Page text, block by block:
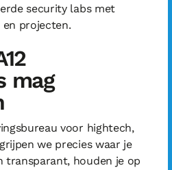
security labs met
projecten.
mag
voor hightech,
we precies waar je
transparant, houden je op